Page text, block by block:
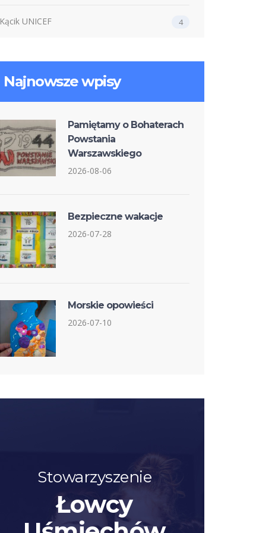
Kącik UNICEF 4
Najnowsze wpisy
Pamiętamy o Bohaterach
Powstania
Warszawskiego
2026-08-06
Bezpieczne wakacje
2026-07-28
Morskie opowieści
2026-07-10
Stowarzyszenie
Łowcy